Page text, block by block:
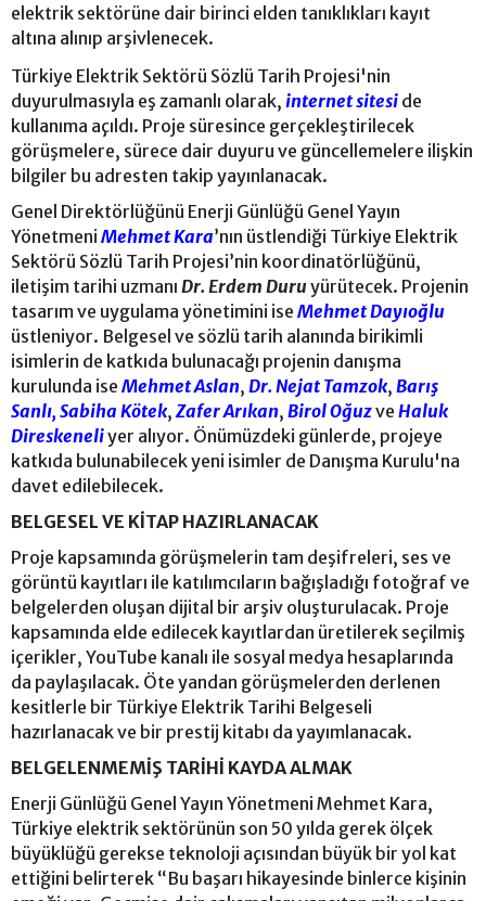
elektrik sektörüne dair birinci elden tanıklıkları kayıt
altına alınıp arşivlenecek.
Türkiye Elektrik Sektörü Sözlü Tarih Projesi'nin
duyurulmasıyla eş zamanlı olarak, internet sitesi de
kullanıma açıldı. Proje süresince gerçekleştirilecek
görüşmelere, sürece dair duyuru ve güncellemelere ilişkin
bilgiler bu adresten takip yayınlanacak.
Genel Direktörlüğünü Enerji Günlüğü Genel Yayın
Yönetmeni Mehmet Kara’nın üstlendiği Türkiye Elektrik
Sektörü Sözlü Tarih Projesi’nin koordinatörlüğünü,
iletişim tarihi uzmanı Dr. Erdem Duruyürütecek. Projenin
tasarım ve uygulama yönetimini ise Mehmet Dayıoğlu
üstleniyor. Belgesel ve sözlü tarih alanında birikimli
isimlerin de katkıda bulunacağı projenin danışma
kurulunda ise Mehmet Aslan, Dr. Nejat Tamzok, Barış
Sanlı, Sabiha Kötek, Zafer Arıkan, Birol Oğuzve Haluk
Direskeneliyer alıyor. Önümüzdeki günlerde, projeye
katkıda bulunabilecek yeni isimler de Danışma Kurulu'na
davet edilebilecek.
BELGESEL VE KİTAP HAZIRLANACAK
Proje kapsamında görüşmelerin tam deşifreleri, ses ve
görüntü kayıtları ile katılımcıların bağışladığı fotoğraf ve
belgelerden oluşan dijital bir arşiv oluşturulacak. Proje
kapsamında elde edilecek kayıtlardan üretilerek seçilmiş
içerikler, YouTube kanalı ile sosyal medya hesaplarında
da paylaşılacak. Öte yandan görüşmelerden derlenen
kesitlerle bir Türkiye Elektrik Tarihi Belgeseli
hazırlanacak ve bir prestij kitabı da yayımlanacak.
BELGELENMEMİŞ TARİHİ KAYDA ALMAK
Enerji Günlüğü Genel Yayın Yönetmeni Mehmet Kara,
Türkiye elektrik sektörünün son 50 yılda gerek ölçek
büyüklüğü gerekse teknoloji açısından büyük bir yol kat
ettiğini belirterek “Bu başarı hikayesinde binlerce kişinin